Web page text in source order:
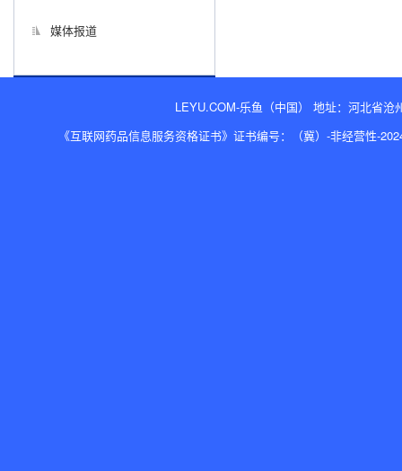
媒体报道
LEYU.COM-乐鱼（中国） 地址：河北省
《互联网药品信息服务资格证书》证书编号：（冀）-非经营性-